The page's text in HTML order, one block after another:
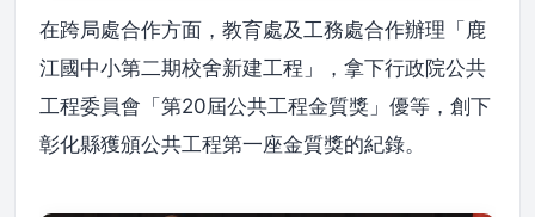
在跨局處合作方面，教育處及工務處合作辦理「鹿
江國中小第二期校舍新建工程」，拿下行政院公共
工程委員會「第20屆公共工程金質獎」優等，創下
彰化縣獲頒公共工程第一座金質獎的紀錄。